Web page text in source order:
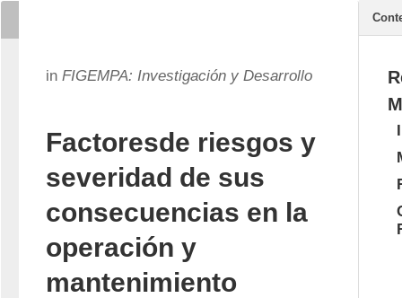
in FIGEMPA: Investigación y Desarrollo
Factoresde riesgos y
severidad de sus
consecuencias en la
operación y
mantenimiento